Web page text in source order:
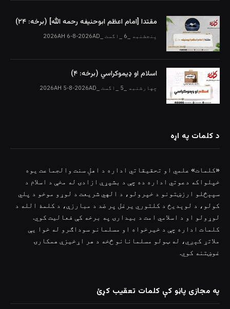
مقتدا [امام اعظم ابوحنیفه رحمه الله‎] (برخه: ۲۴)
پنجشنبه _6 _اگست _2026AH 6-8-2026AD
اسلام او ډیموکراسي (برخه: ۴)
چهارشنبه _5 _اگست _2026AH 5-8-2026AD
د کلمات په اړه
«کلمات» علمي او تحقیقاتي اداره د اهلِ سنت والجماعت یوه
خپلواکه دعوتي اداره ده چې د بشپړې ازادۍ له مخې د اسلام د
سپېڅلو ارزښتونو د خپرولو، د الهي شریعت د لوړو موخو د پلي
کولو، د لوېدیځ د کلتوري یرغل پر ضد د مبارزې، د کلمۀ الله د
لوړولو او د اسلامي امت د بیدارۍ په برخه کې فعالیت کوي.
کلمات اداره چې د خیرخواه او مسلمانو سوداګرو له خوا یې
ملاتړ کېږي، له ټولو مسلمانانو څخه د هر اړخیزې همکارۍ
غوښتنه کوي.
په مجازی پاڼو کې کلمات تعقیب کړئ